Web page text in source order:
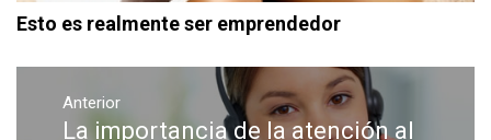
Esto es realmente ser emprendedor
Navegación
Anterior
Entrada
La importancia de la atención al